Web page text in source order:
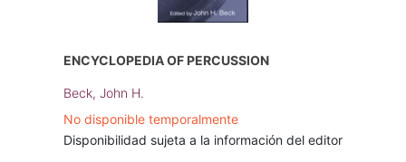
ENCYCLOPEDIA OF PERCUSSION
Beck, John H.
No disponible temporalmente
Disponibilidad sujeta a la información del editor